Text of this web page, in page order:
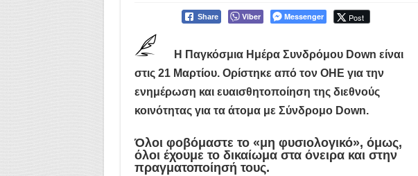
Share Viber Messenger Post
Η Παγκόσμια Ημέρα Συνδρόμου Down είναι
στις 21 Μαρτίου. Ορίστηκε από τον ΟΗΕ για την
ενημέρωση και ευαισθητοποίηση της διεθνούς
κοινότητας για τα άτομα με Σύνδρομο Down.
Όλοι φοβόμαστε το «μη φυσιολογικό», όμως,
όλοι έχουμε το δικαίωμα στα όνειρα και στην
πραγματοποίησή τους.